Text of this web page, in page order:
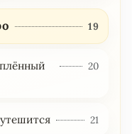
19
20
21